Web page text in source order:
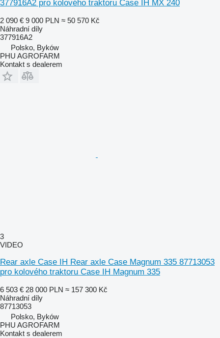
377916A2 pro kolového traktoru Case IH MX 240
2 090 € 9 000 PLN ≈ 50 570 Kč
Náhradní díly
377916A2
Polsko, Byków
PHU AGROFARM
Kontakt s dealerem
3
VIDEO
Rear axle Case IH Rear axle Case Magnum 335 87713053
pro kolového traktoru Case IH Magnum 335
6 503 € 28 000 PLN ≈ 157 300 Kč
Náhradní díly
87713053
Polsko, Byków
PHU AGROFARM
Kontakt s dealerem